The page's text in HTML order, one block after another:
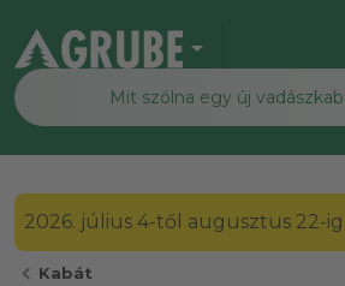
arrow_drop_down
2026. július 4-től augusztus 22-
chevron_left Kabát